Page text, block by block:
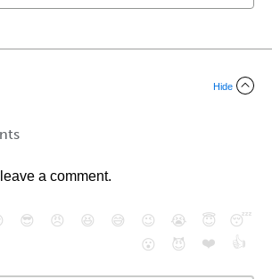
Hide
a comment.
😎 😠 😆 😅 😉 😭 😇
😴
😮
😈 ❤️ 👍